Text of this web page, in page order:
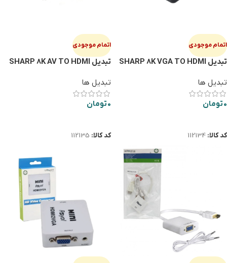
اتمام موجودی
تبدیل SHARP 8K VGA TO HDMI
تبدیل ها
0تومان
کد کالا: 112134
اتمام موجودی
تبدیل SHARP 8K AV TO HDMI
تبدیل ها
0تومان
کد کالا: 112135